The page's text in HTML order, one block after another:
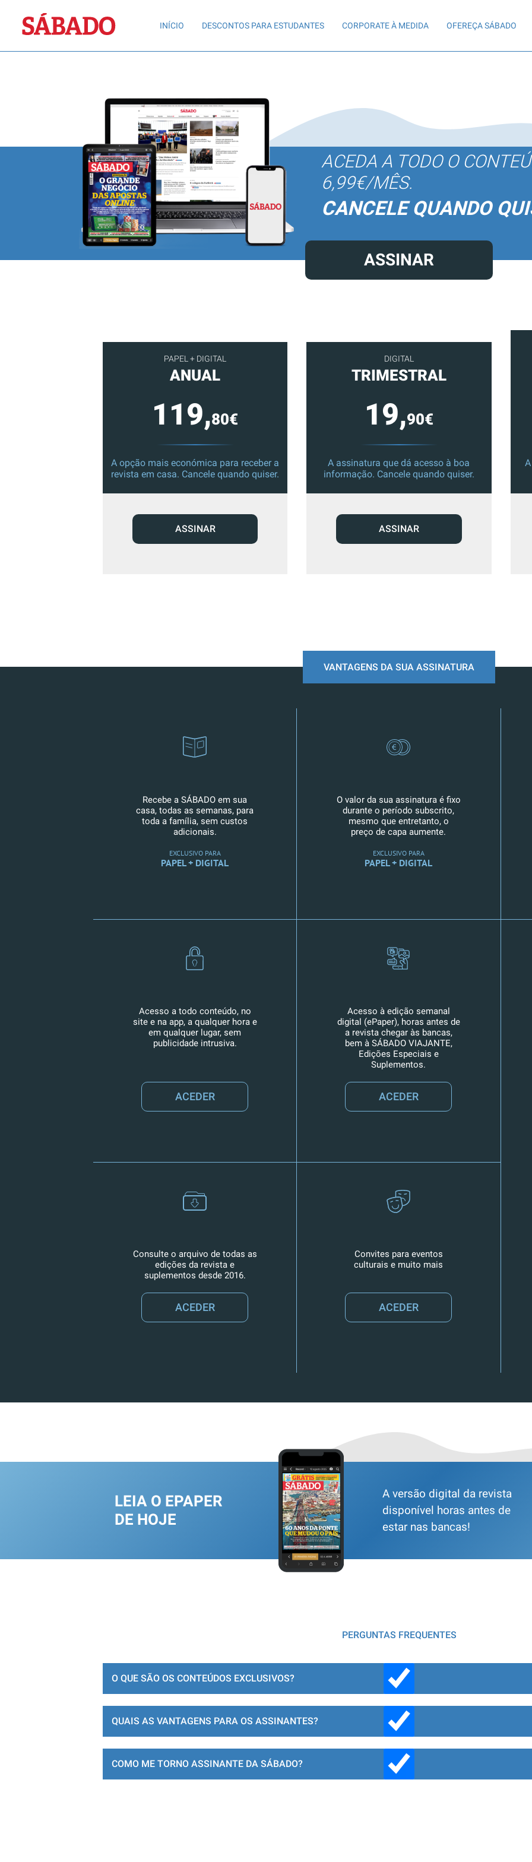
Sábado
INÍCIO DESCONTOS PARA ESTUDANTES CORPORATE À MEDIDA OFEREÇA SÁBADO
ACEDA A TODO O
6,99€/MÊS.
CANCELE QUANDO
ASSINAR
PAPEL + DIGITAL
ANUAL
119,80€
A opção mais económica para receber a
revista em casa. Cancele quando quiser.
ASSINAR
DIGITAL
TRIMESTRAL
19,90€
A assinatura que dá acesso à boa
informação. Cancele quando quiser.
ASSINAR
VANTAGENS DA SUA ASSINATURA
Recebe a SÁBADO em sua
casa, todas as semanas, para
toda a família, sem custos
adicionais.
EXCLUSIVO PARA
PAPEL + DIGITAL
O valor da sua assinatura é fixo
durante o período subscrito,
mesmo que entretanto, o
preço de capa aumente.
EXCLUSIVO PARA
PAPEL + DIGITAL
Acesso a todo conteúdo, no
site e na app, a qualquer hora e
em qualquer lugar, sem
publicidade intrusiva.
ACEDER
Acesso à edição semanal
digital (ePaper), horas antes de
a revista chegar às bancas,
bem à SÁBADO VIAJANTE,
Edições Especiais e
Suplementos.
ACEDER
Consulte o arquivo de todas as
edições da revista e
suplementos desde 2016.
ACEDER
Convites para eventos
culturais e muito mais
ACEDER
LEIA O EPAPER
DE HOJE
A versão digital da revista
disponível horas antes de
estar nas bancas!
PERGUNTAS FREQUENTES
O QUE SÃO OS CONTEÚDOS EXCLUSIVOS?
QUAIS AS VANTAGENS PARA OS ASSINANTES?
COMO ME TORNO ASSINANTE DA SÁBADO?